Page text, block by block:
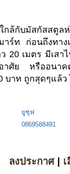
กล้กับมัสกัสสตูล
าร์ท ก่อนถึงทา
ว 20 เมตร มีเส
าศัย หรืออนาค
บาท ถูกสุดๆแล้
ยูซุฟ
0869588491
ลงประกาศ|